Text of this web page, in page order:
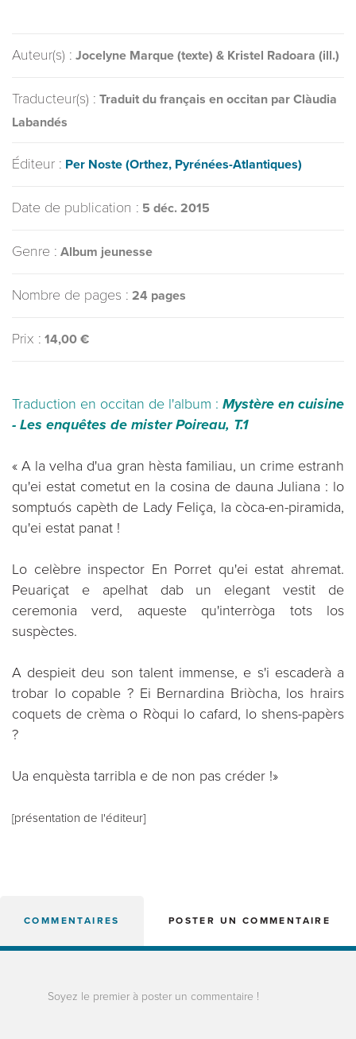
Auteur(s) : Jocelyne Marque (texte) & Kristel Radoara (ill.)
Traducteur(s) : Traduit du français en occitan par Clàudia
Labandés
Éditeur : Per Noste (Orthez, Pyrénées-Atlantiques)
Date de publication : 5 déc. 2015
Genre : Album jeunesse
Nombre de pages : 24 pages
Prix : 14,00 €
Traduction en occitan de l'album : Mystère en cuisine
- Les enquêtes de mister Poireau, T.1
« A la velha d'ua gran hèsta familiau, un crime estranh
qu'ei estat cometut en la cosina de dauna Juliana : lo
somptuós capèth de Lady Feliça, la còca-en-piramida,
qu'ei estat panat !
Lo celèbre inspector En Porret qu'ei estat ahremat.
Peuariçat e apelhat dab un elegant vestit de
ceremonia verd, aqueste qu'interròga tots los
suspèctes.
A despieit deu son talent immense, e s'i escaderà a
trobar lo copable ? Ei Bernardina Briòcha, los hrairs
coquets de crèma o Ròqui lo cafard, lo shens-papèrs
?
Ua enquèsta tarribla e de non pas créder !»
[présentation de l'éditeur]
COMMENTAIRES POSTER UN COMMENTAIRE
Soyez le premier à poster un commentaire !